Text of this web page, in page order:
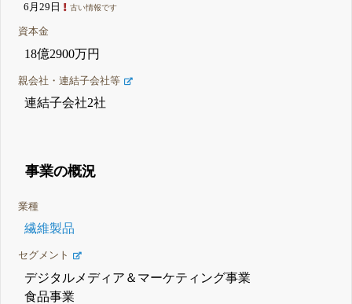
6月29日 古い情報です
資本金
18億2900万円
親会社・連結子会社等
連結子会社2社
事業の概況
業種
繊維製品
セグメント
デジタルメディア＆マーケティング事業
食品事業